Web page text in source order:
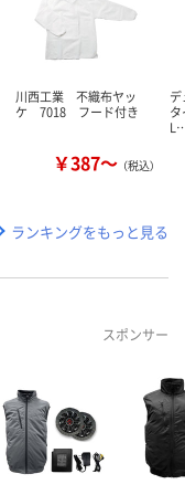
川西工業 不織布ヤッ
ケ 7018 フード付き
￥387～ （税込）
デ
タ
ランキングをもっと見る
スポンサー